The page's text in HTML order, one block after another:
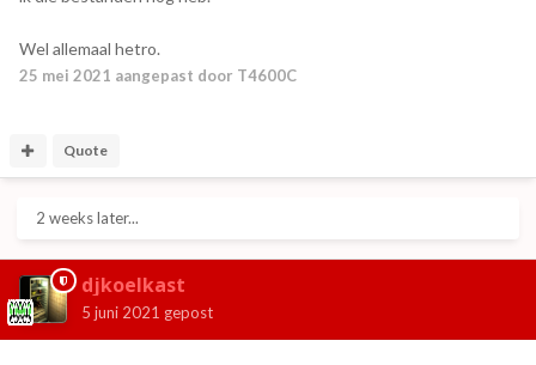
Wel allemaal hetro.
25 mei 2021 aangepast door T4600C
Quote
2 weeks later...
djkoelkast
5 juni 2021 gepost